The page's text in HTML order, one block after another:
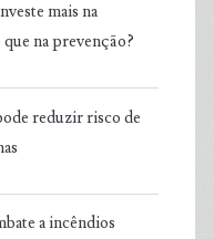
mais na
que na prevenção?
reduzir risco de
a incêndios